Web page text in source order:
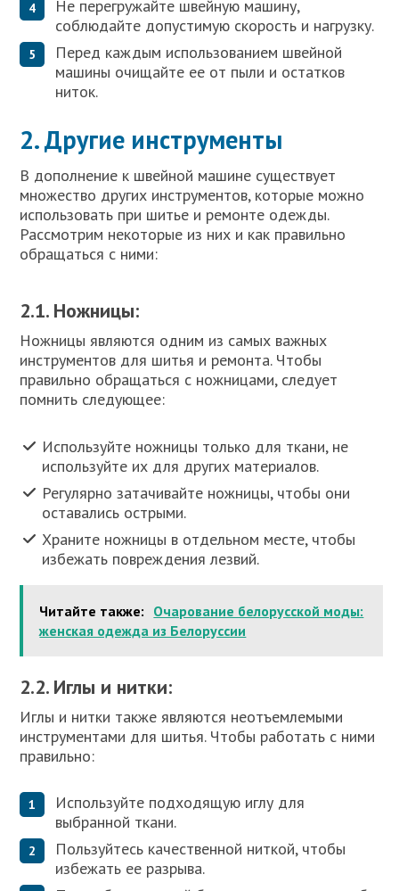
Не перегружайте швейную машину,
соблюдайте допустимую скорость и нагрузку.
Перед каждым использованием швейной
машины очищайте ее от пыли и остатков
ниток.
2. Другие инструменты
В дополнение к швейной машине существует
множество других инструментов, которые можно
использовать при шитье и ремонте одежды.
Рассмотрим некоторые из них и как правильно
обращаться с ними:
2.1. Ножницы:
Ножницы являются одним из самых важных
инструментов для шитья и ремонта. Чтобы
правильно обращаться с ножницами, следует
помнить следующее:
Используйте ножницы только для ткани, не
используйте их для других материалов.
Регулярно затачивайте ножницы, чтобы они
оставались острыми.
Храните ножницы в отдельном месте, чтобы
избежать повреждения лезвий.
Читайте также: Очарование белорусской моды:
женская одежда из Белоруссии
2.2. Иглы и нитки:
Иглы и нитки также являются неотъемлемыми
инструментами для шитья. Чтобы работать с ними
правильно:
Используйте подходящую иглу для
выбранной ткани.
Пользуйтесь качественной ниткой, чтобы
избежать ее разрыва.